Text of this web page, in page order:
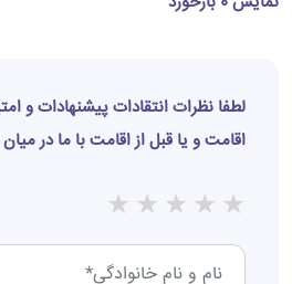
لطفا نظرات انتقادات پیشنهادات و
اقامت و یا قبل از اقامت با ما در میان
★
★
★
★
★